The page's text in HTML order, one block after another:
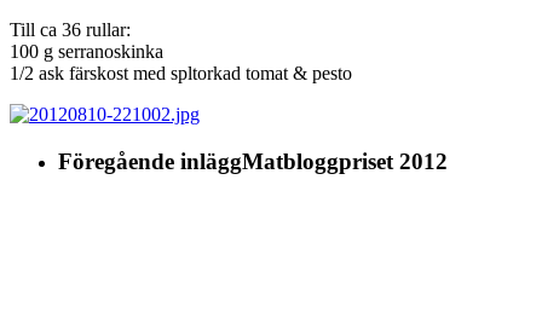
Till ca 36 rullar:
100 g serranoskinka
1/2 ask färskost med spltorkad tomat & pesto
Föregående inläggMatbloggpriset 2012